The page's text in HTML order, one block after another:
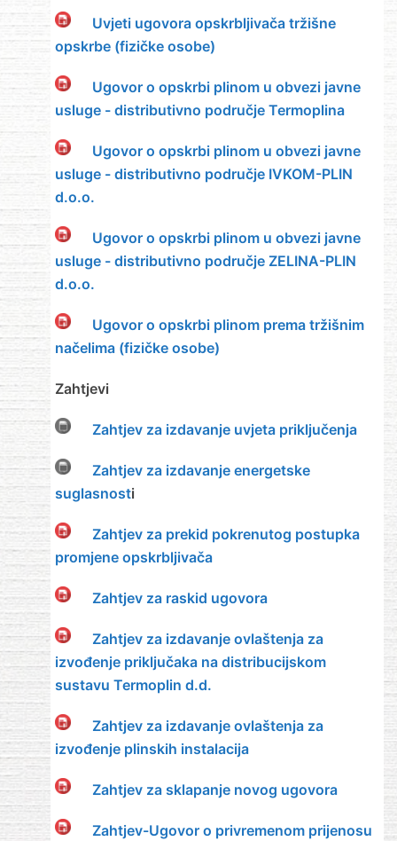
Uvjeti ugovora opskrbljivača tržišne
opskrbe (fizičke osobe)
Ugovor o opskrbi plinom u obvezi javne
usluge - distributivno područje Termoplina
Ugovor o opskrbi plinom u obvezi javne
usluge - distributivno područje IVKOM-PLIN
d.o.o.
Ugovor o opskrbi plinom u obvezi javne
usluge - distributivno područje ZELINA-PLIN
d.o.o.
Ugovor o opskrbi plinom prema tržišnim
načelima (fizičke osobe)
Zahtjevi
Zahtjev za izdavanje uvjeta priključenja
Zahtjev za izdavanje energetske
suglasnosti
Zahtjev za prekid pokrenutog postupka
promjene opskrbljivača
Zahtjev za raskid ugovora
Zahtjev za izdavanje ovlaštenja za
izvođenje priključaka na distribucijskom
sustavu Termoplin d.d.
Zahtjev za izdavanje ovlaštenja za
izvođenje plinskih instalacija
Zahtjev za sklapanje novog ugovora
Zahtjev-Ugovor o privremenom prijenosu